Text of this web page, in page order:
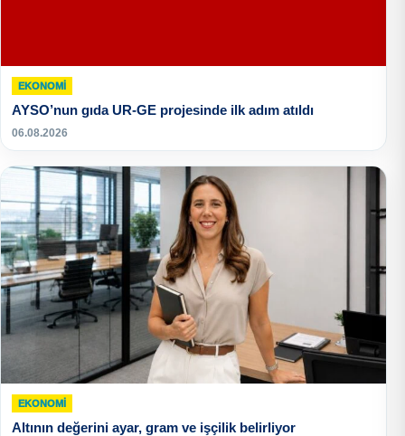
EKONOMI
AYSO’nun gıda UR-GE projesinde ilk adım atıldı
06.08.2026
EKONOMI
Altının değerini ayar, gram ve işçilik belirliyor